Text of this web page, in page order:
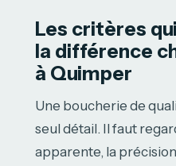
Les critères
la différence
à Quimper
Une boucherie de
seul détail. Il faut
apparente, la